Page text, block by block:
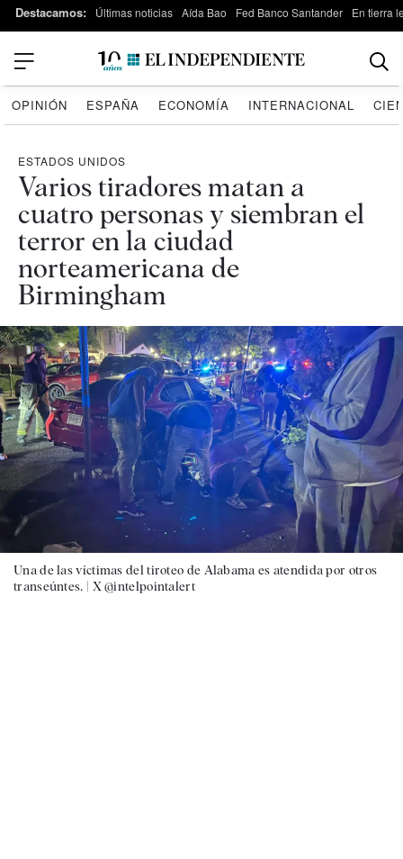
Destacamos: Últimas noticias Aída Bao Fed Banco Santander En tierra
OPINIÓN ESPAÑA ECONOMÍA INTERNACIONAL
ESTADOS UNIDOS
Varios tiradores matan a
cuatro personas y siembran el
terror en la ciudad
norteamericana de
Birmingham
Una de las víctimas del tiroteo de Alabama es atendida por otros
transeúntes. | X @intelpointalert